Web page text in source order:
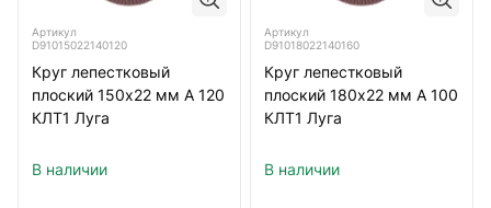
Артикул
D91015022140120
Круг лепестковый
плоский 150х22 мм A 120
КЛТ1 Луга
В наличии
Артикул
D91018022140160
Круг лепестковый
плоский 180х22 мм A 100
КЛТ1 Луга
В наличии